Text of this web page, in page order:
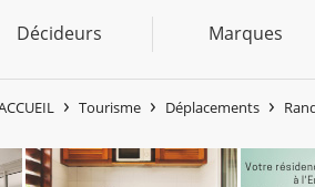
Décideurs Marques
Tourisme Déplacements